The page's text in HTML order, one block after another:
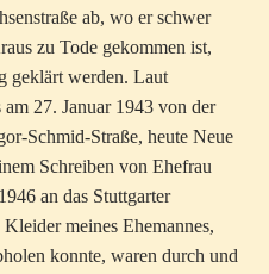
ab, wo er schwer
zu Tode gekommen ist,
geklärt werden. Laut
27. Januar 1943 von der
Schmid-Straße, heute Neue
Schreiben von Ehefrau
an das Stuttgarter
meines Ehemannes,
konnte, waren durch und